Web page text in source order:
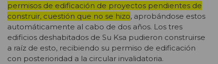
permisos de edificación de proyectos pendientes de
construir, cuestión que no se hizo, aprobándose estos
automáticamente al cabo de dos años. Los tres
edificios deshabitados de Su Ksa pudieron construirse
a raíz de esto, recibiendo su permiso de edificación
con posterioridad a la circular invalidatoria.